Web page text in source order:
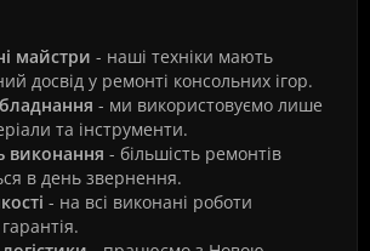
майстри - наші техніки мають
досвід у ремонті консольних ігор.
- ми використовуємо лише
та інструменти.
виконання - більшість ремонтів
в день звернення.
- на всі виконані роботи